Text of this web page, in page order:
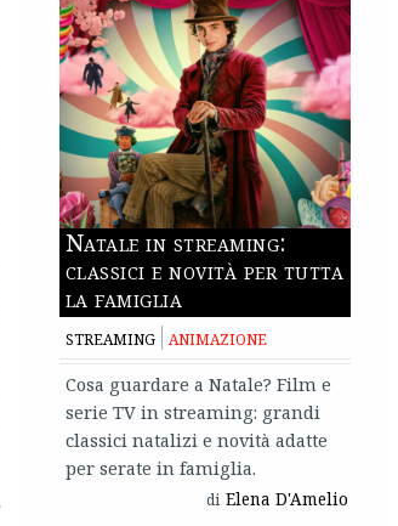
Natale in streaming:
classici e novità per tutta
la famiglia
STREAMING ANIMAZIONE
Cosa guardare a Natale? Film e
serie TV in streaming: grandi
classici natalizi e novità adatte
per serate in famiglia.
di Elena D'Amelio